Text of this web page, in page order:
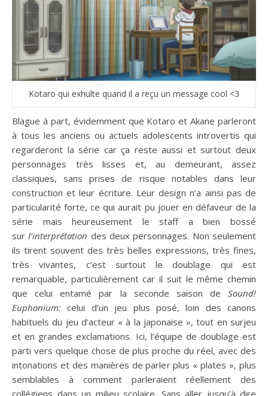
Kotaro qui exhulte quand il a reçu un message cool <3
Blague à part, évidemment que Kotaro et Akane parleront
à tous les anciens ou actuels adolescents introvertis qui
regarderont la série car ça reste aussi et surtout deux
personnages très lisses et, au demeurant, assez
classiques, sans prises de risque notables dans leur
construction et leur écriture. Leur design n’a ainsi pas de
particularité forte, ce qui aurait pu jouer en défaveur de la
série mais heureusement le staff a bien bossé
surl’interprétation des deux personnages. Non seulement
ils tirent souvent des très belles expressions, très fines,
très vivantes, c’est surtout le doublage qui est
remarquable, particulièrement car il suit le même chemin
que celui entamé par la seconde saison de Sound!
Euphonium:celui d’un jeu plus posé, loin des canons
habituels du jeu d’acteur « à la japonaise », tout en surjeu
et en grandes exclamations. Ici, l’équipe de doublage est
parti vers quelque chose de plus proche du réel, avec des
intonations et des manières de parler plus « plates », plus
semblables à comment parleraient réellement des
collégiens dans un milieu scolaire. Sans aller jusqu’à dire